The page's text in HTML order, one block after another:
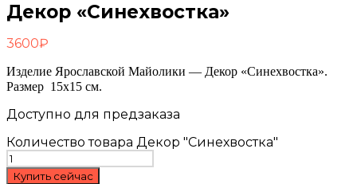
Декор «Синехвостка»
3600₽
Изделие Ярославской Майолики — Декор «Синехвостка».
Размер 15х15 см.
Доступно для предзаказа
Количество товара Декор "Синехвостка"
Купить сейчас